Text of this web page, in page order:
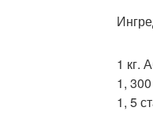
1 кг.
1,
1, 5